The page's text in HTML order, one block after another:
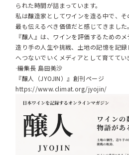
られた時間が詰まっています。
私は醸造家としてワインを造る中で、そ
最も伝えるべき価値だと感じてきました。
『醸人』は、ワインを評価するためのメ
造り手の人生や挑戦、土地の記憶を記
へつないでいくメディアとして育ててい
―― 編集長 島田美沙
『醸人（JYOJIN）』創刊ページ
https://www.climat.org/jyojin/